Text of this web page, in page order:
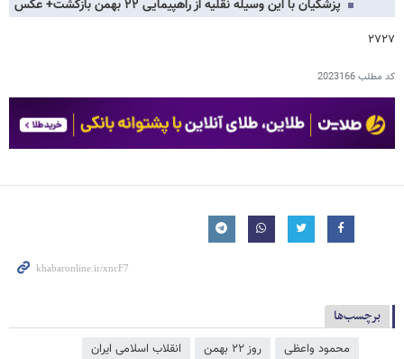
پزشکیان با این وسیله نقلیه از راهپیمایی ۲۲ بهمن بازگشت+ عکس
۲۷۲۷
کد مطلب2023166
برچسب‌ها
محمود واعظی روز ۲۲ بهمن انقلاب اسلامی ایران